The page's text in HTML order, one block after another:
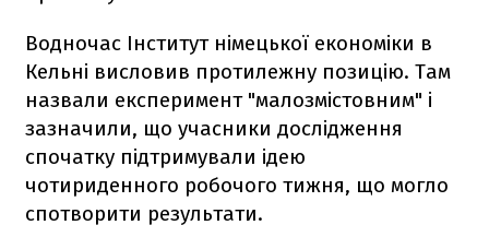
Водночас Інститут німецької економіки в
Кельні висловив протилежну позицію. Там
назвали експеримент "малозмістовним" і
зазначили, що учасники дослідження
спочатку підтримували ідею
чотириденного робочого тижня, що могло
спотворити результати.